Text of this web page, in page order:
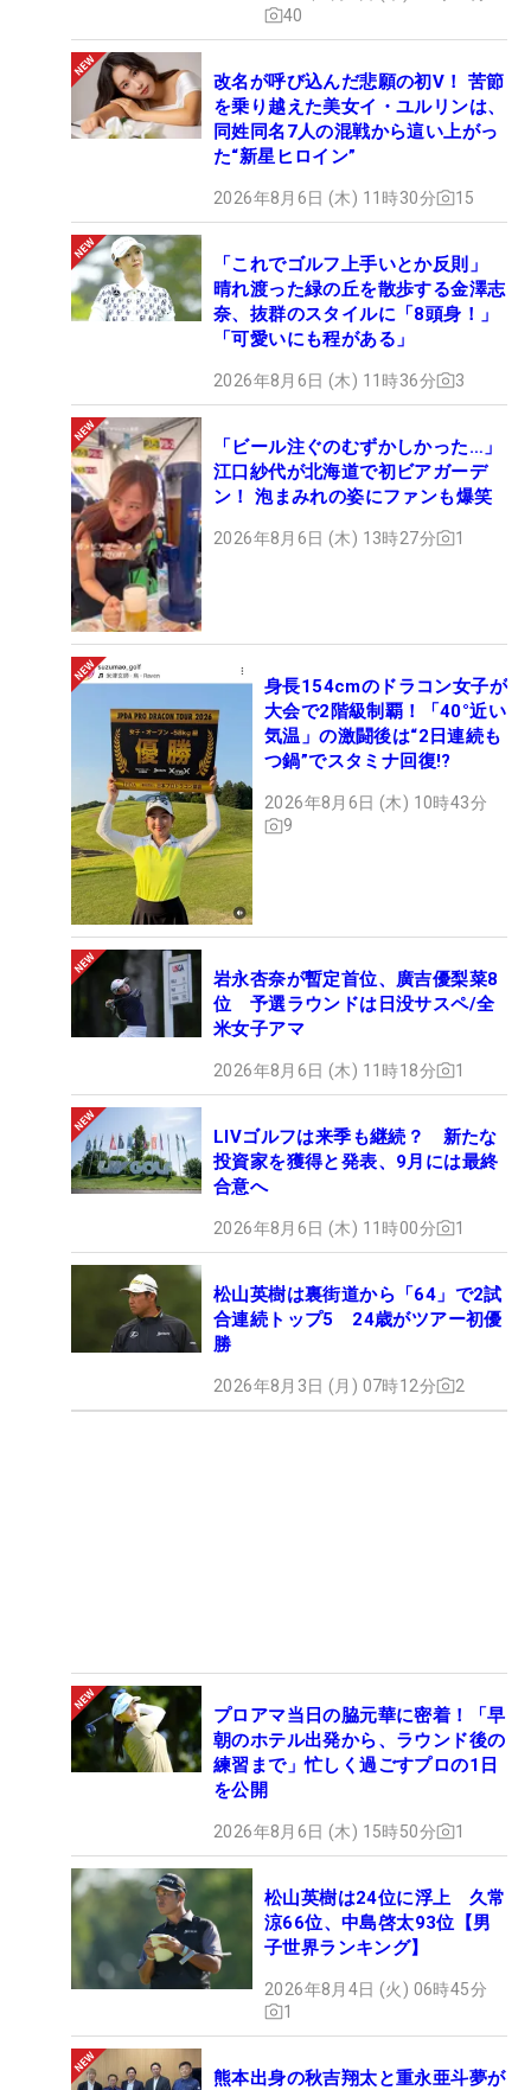
40
改名が呼び込んだ悲願の初V！ 苦節
を乗り越えた美女イ・ユルリンは、
同姓同名7人の混戦から這い上がっ
た“新星ヒロイン”
2026年8月6日 (木) 11時30分 15
「これでゴルフ上手いとか反則」
晴れ渡った緑の丘を散歩する金澤志
奈、抜群のスタイルに「8頭身！」
「可愛いにも程がある」
2026年8月6日 (木) 11時36分 3
「ビール注ぐのむずかしかった…」
江口紗代が北海道で初ビアガーデ
ン！ 泡まみれの姿にファンも爆笑
2026年8月6日 (木) 13時27分 1
身長154cmのドラコン女子が
大会で2階級制覇！「40°近い
気温」の激闘後は“2日連続も
つ鍋”でスタミナ回復!?
2026年8月6日 (木) 10時43分
9
岩永杏奈が暫定首位、廣吉優梨菜8
位 予選ラウンドは日没サスペ/全
米女子アマ
2026年8月6日 (木) 11時18分 1
LIVゴルフは来季も継続？ 新たな
投資家を獲得と発表、9月には最終
合意へ
2026年8月6日 (木) 11時00分 1
松山英樹は裏街道から「64」で2試
合連続トップ5 24歳がツアー初優
勝
2026年8月3日 (月) 07時12分 2
プロアマ当日の脇元華に密着！「早
朝のホテル出発から、ラウンド後の
練習まで」忙しく過ごすプロの1日
を公開
2026年8月6日 (木) 15時50分 1
松山英樹は24位に浮上 久常
涼66位、中島啓太93位【男
子世界ランキング】
2026年8月4日 (火) 06時45分
1
熊本出身の秋吉翔太と重永亜斗夢が